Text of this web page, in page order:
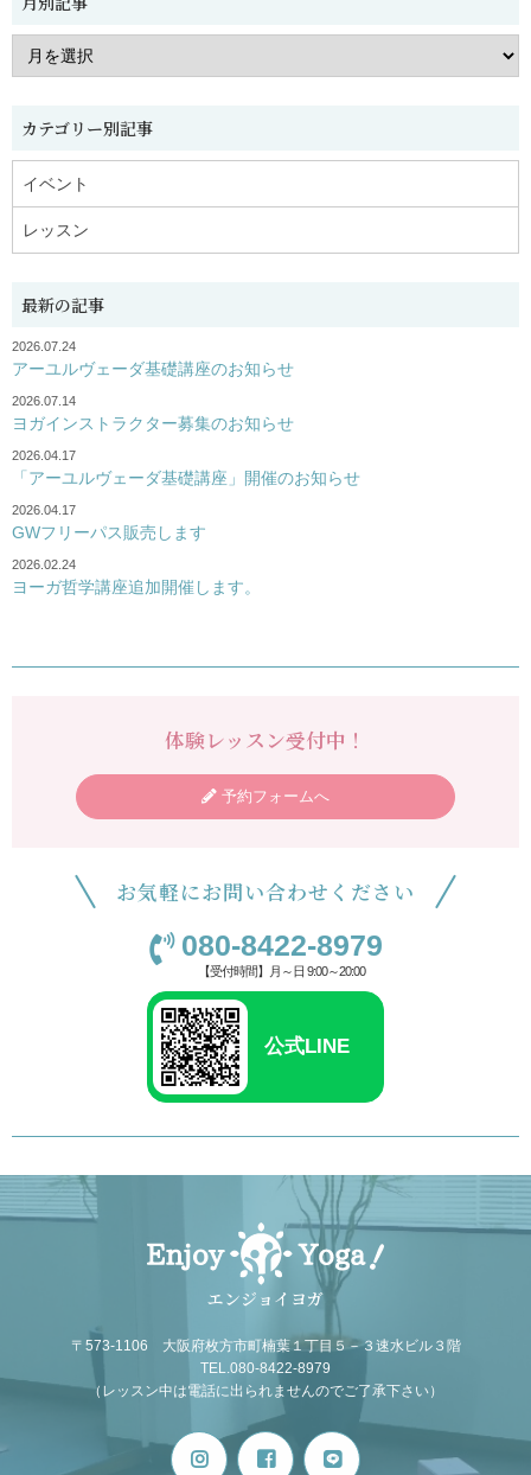
カテゴリー別記事
イベント
レッスン
最新の記事
アーユルヴェーダ基礎講座のお知らせ
2026.07.24
ヨガインストラクター募集のお知らせ
2026.07.14
「アーユルヴェーダ基礎講座」開催のお知らせ
2026.04.17
GWフリーパス販売します
2026.04.17
ヨーガ哲学講座追加開催します。
2026.02.24
体験レッスン受付中！
予約フォームへ
お気軽にお問い合わせください
080-8422-8979
【受付時間】月～日 9:00～20:00
公式LINE
エンジョイヨガ
〒573-1106 大阪府枚方市町楠葉１丁目５－３速水ビル３階
TEL.080-8422-8979
（レッスン中は電話に出られませんのでご了承下さい）